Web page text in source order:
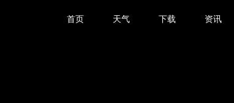
首页 天气 下载 资讯